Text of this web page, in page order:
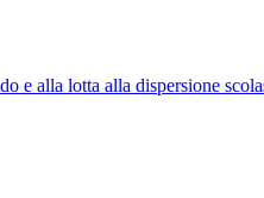
e alla lotta alla dispersione